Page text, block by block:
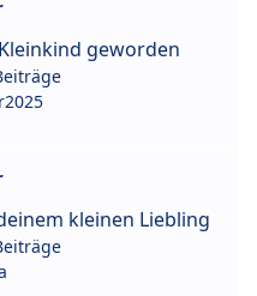
geworden
kleinen Liebling